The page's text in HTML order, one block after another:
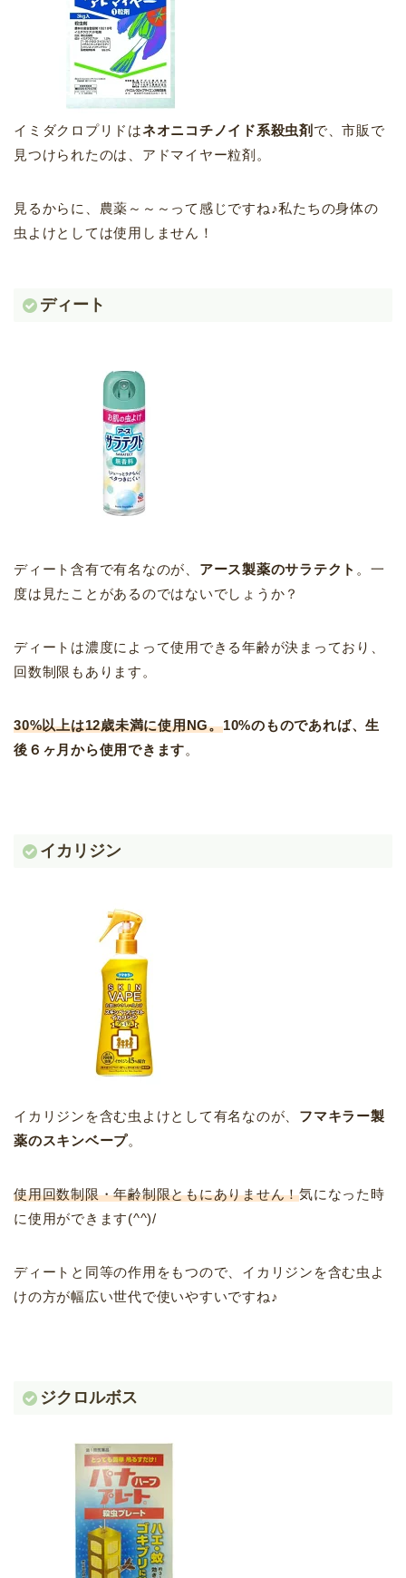
イミダクロプリドはネオニコチノイド系殺虫剤 で、市販で
見つけられたのは、アドマイヤー粒剤。
見るからに、農薬～～～って感じですね♪私たちの身体の
虫よけとしては使用しません！
ディート
ディート含有で有名なのが、 アース製薬のサラテクト 。一
度は見たことがあるのではないでしょうか？
ディートは濃度によって使用できる年齢が決まっており、
回数制限もあります。
30%以上は12歳未満に使用NG。10%のものであれば、生
後６ヶ月から使用できます。
イカリジン
イカリジンを含む虫よけとして有名なのが、 フマキラー製
薬のスキンベープ。
使用回数制限・年齢制限ともにありません！気になった時
に使用ができます(^^)/
ディートと同等の作用をもつので、イカリジンを含む虫よ
けの方が幅広い世代で使いやすいですね♪
ジクロルボス